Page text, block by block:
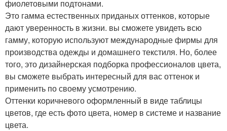
фиолетовыми подтонами.
Это гамма естественных приданых оттенков, которые
дают уверенность в жизни. вы сможете увидеть всю
гамму, которую используют международные фирмы для
производства одежды и домашнего текстиля. Но, более
того, это дизайнерская подборка профессионалов цвета,
вы сможете выбрать интересный для вас оттенок и
применить по своему усмотрению.
Оттенки коричневого оформленный в виде таблицы
цветов, где есть фото цвета, номер в системе и название
цвета.